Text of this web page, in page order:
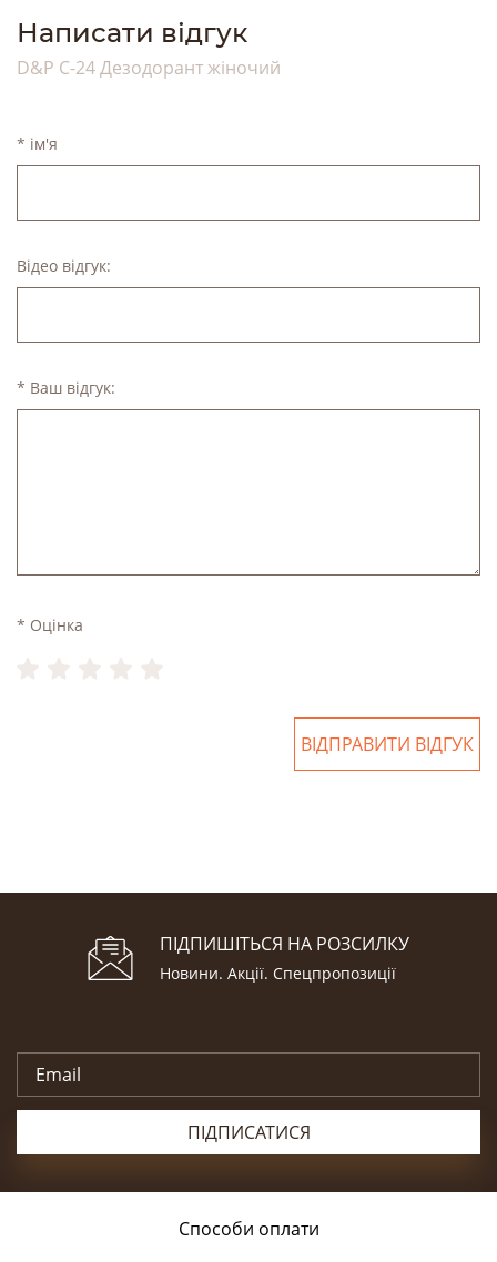
Написати відгук
D&P C-24 Дезодорант жіночий
* ім'я
Відео відгук:
* Ваш відгук:
* Оцінка
ВІДПРАВИТИ ВІДГУК
ПІДПИШІТЬСЯ НА РОЗСИЛКУ
Новини. Акції. Cпецпропозиції
ПІДПИСАТИСЯ
Способи оплати